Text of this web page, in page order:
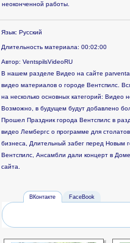
неоконченной работы.
Язык: Русский
Длительность материала: 00:02:00
Автор: VentspilsVideoRU
В нашем разделе Видео на сайте
видео материалов о городе Вентспилс.
на несколько основных категорий: Видео
Возможно, в будущем будут добавлено
Прошел Праздник города Вентспилс в
видео Лембергс о программе для
бизнеса, Длительный забег перед Новым
Вентспилс, Ансамбли дали концерт в
сайта.
ВКонтакте FaceBook